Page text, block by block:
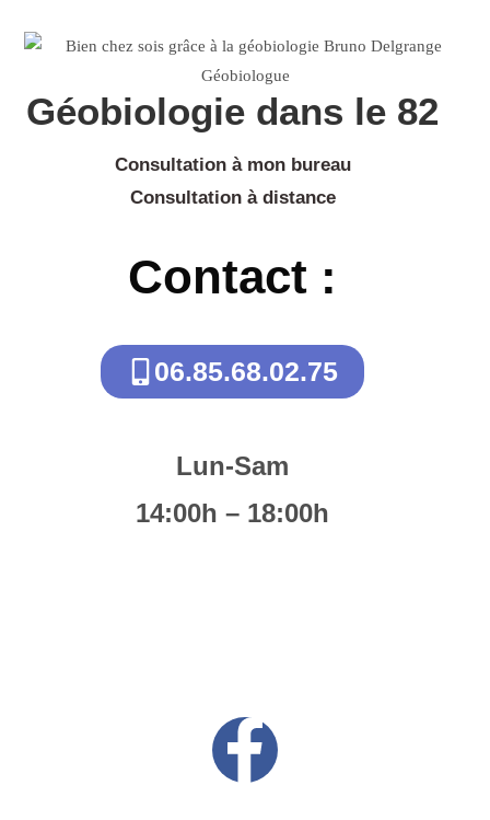
Géobiologie dans le 82
Consultation à mon bureau
Consultation à distance
Contact :
06.85.68.02.75
Lun-Sam
14:00h – 18:00h